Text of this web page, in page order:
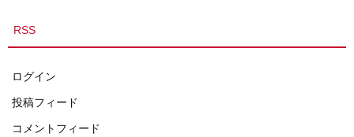
RSS
ログイン
投稿フィード
コメントフィード